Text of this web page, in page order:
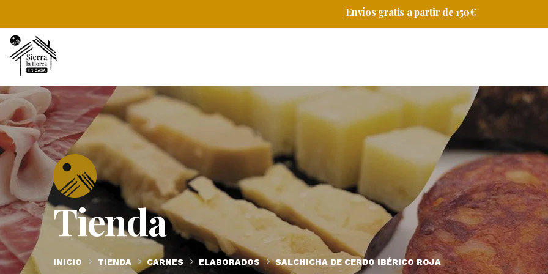
Envíos gratis a partir de 150€
Tienda
INICIO TIENDA CARNES ELABORADOS SALCHICHA DE CERDO IBÉRICO ROJA